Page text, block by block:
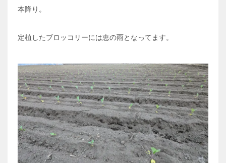
本降り。
定植したブロッコリーには恵の雨となってます。